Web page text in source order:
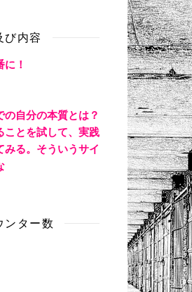
び内容
！
自分の本質とは？
ことを試して、実践
みる。そういうサイ
ンター数